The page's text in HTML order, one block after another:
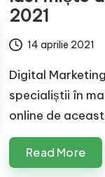
2021
14 aprilie 2021
Digital
specialiștii în
online de
Read More